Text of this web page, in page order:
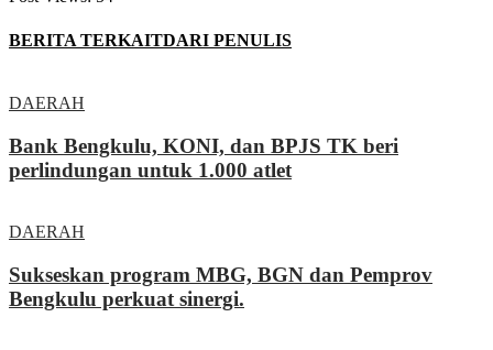
BERITA TERKAITDARI PENULIS
DAERAH
Bank Bengkulu, KONI, dan BPJS TK beri
perlindungan untuk 1.000 atlet
DAERAH
Sukseskan program MBG, BGN dan Pemprov
Bengkulu perkuat sinergi.